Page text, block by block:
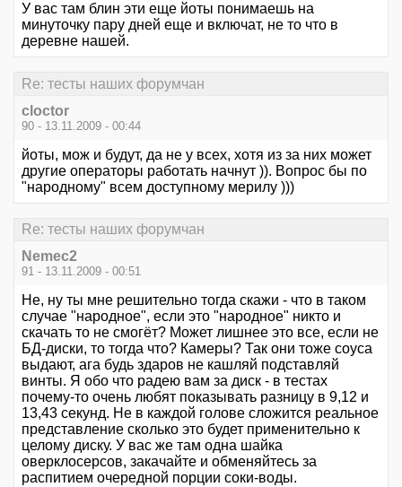
У вас там блин эти еще йоты понимаешь на
минуточку пару дней еще и включат, не то что в
деревне нашей.
Re: тесты наших форумчан
cloctor
90 - 13.11.2009 - 00:44
йоты, мож и будут, да не у всех, хотя из за них может
другие операторы работать начнут )). Вопрос бы по
"народному" всем доступному мерилу )))
Re: тесты наших форумчан
Nemec2
91 - 13.11.2009 - 00:51
Не, ну ты мне решительно тогда скажи - что в таком
случае "народное", если это "народное" никто и
скачать то не смогёт? Может лишнее это все, если не
БД-диски, то тогда что? Камеры? Так они тоже соуса
выдают, ага будь здаров не кашляй подставляй
винты. Я обо что радею вам за диск - в тестах
почему-то очень любят показывать разницу в 9,12 и
13,43 секунд. Не в каждой голове сложится реальное
представление сколько это будет применительно к
целому диску. У вас же там одна шайка
оверклосерсов, закачайте и обменяйтесь за
распитием очередной порции соки-воды.